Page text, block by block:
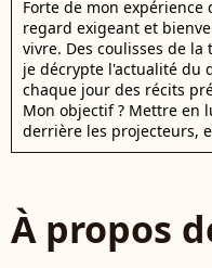
Forte de mon expérience
regard exigeant et
vivre. Des coulisses de
je décrypte l'actualité du
chaque jour des récits
Mon objectif ? Mettre en
derrière les projecteurs,
À propos